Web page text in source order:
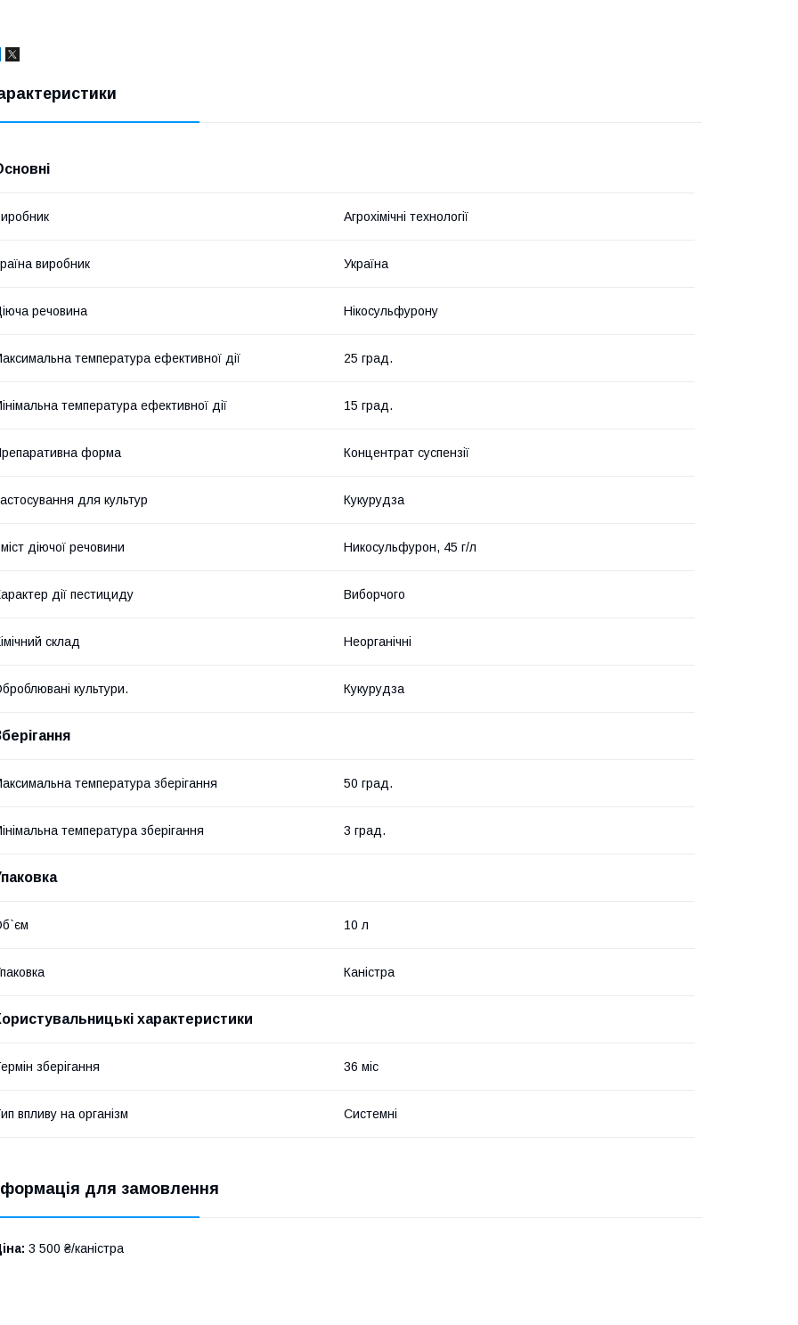
Агрохімічні технології
виробник Україна
речовина Нікосульфурону
температура ефективної дії 25 град.
температура ефективної дії 15 град.
форма Концентрат суспензії
для культур Кукурудза
діючої речовини Никосульфурон, 45 г/л
дії пестициду Виборчого
склад Неорганічні
культури. Кукурудза
температура зберігання 50 град.
температура зберігання 3 град.
10 л
Каністра
характеристики
зберігання 36 міс
впливу на організм Системні
для замовлення
3 500 ₴/каністра